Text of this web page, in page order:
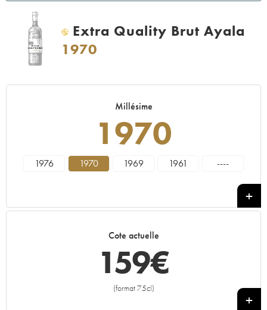
H
Extra Quality Brut Ayala
1970
Millésime
1970
1976 1970 1969 1961 ----
Cote actuelle
159€
(format 75cl)
+